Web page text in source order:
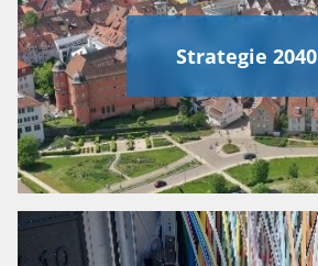
Strategie 2040